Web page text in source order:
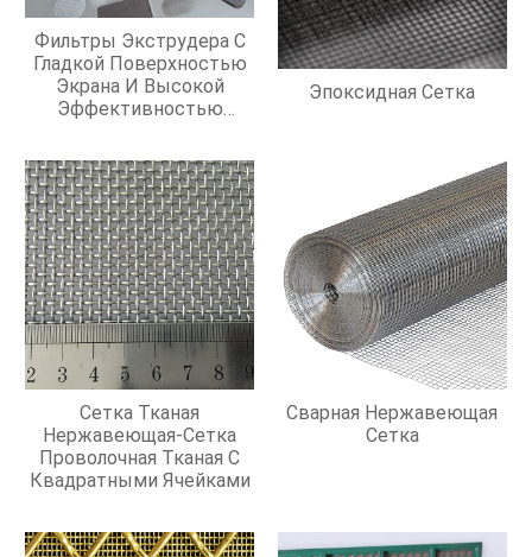
Фильтры Экструдера С
Гладкой Поверхностью
Экрана И Высокой
Эффективностью
Эпоксидная Сетка
Сетка Тканая
Нержавеющая-Сетка
Проволочная Тканая С
Квадратными Ячейками
Сварная Нержавеющая
Сетка